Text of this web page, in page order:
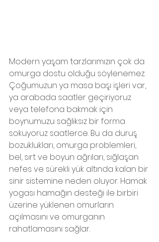
Modern yaşam tarzlarımızın çok da
omurga dostu olduğu söylenemez.
Çoğumuzun ya masa başı işleri var,
ya arabada saatler geçiriyoruz
veya telefona bakmak için
boynumuzu sağlıksız bir forma
sokuyoruz saatlerce. Bu da duruş
bozuklukları, omurga problemleri,
bel, sırt ve boyun ağrıları, sığlaşan
nefes ve sürekli yük altında kalan bir
sinir sistemine neden oluyor. Hamak
yogası hamağın desteği ile birbiri
üzerine yüklenen omurların
açılmasını ve omurganın
rahatlamasını sağlar.